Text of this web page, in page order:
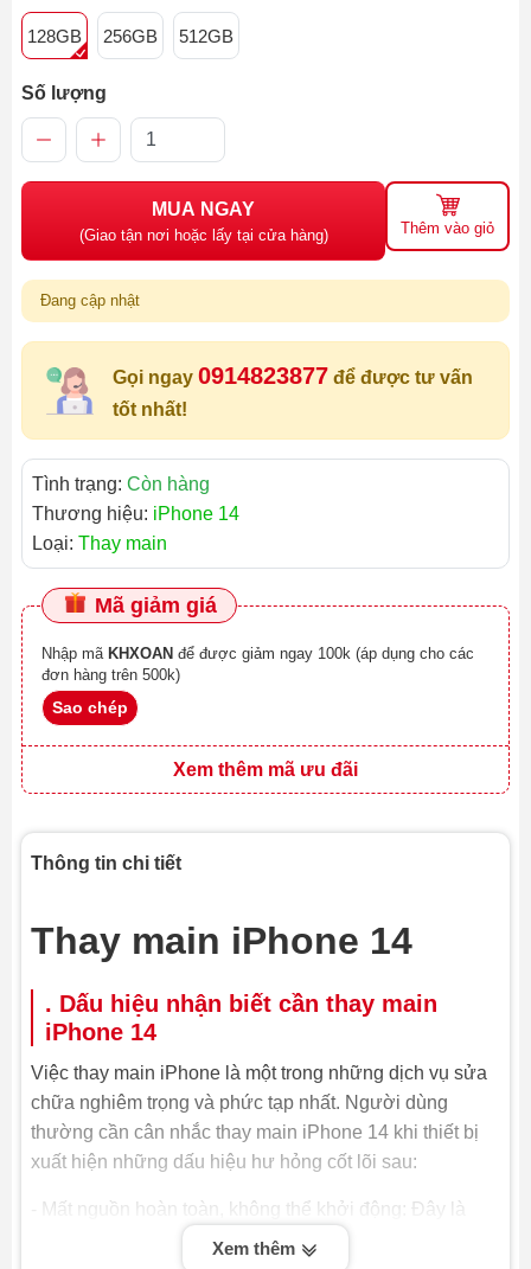
128GB 256GB 512GB
Số lượng
MUA NGAY
(Giao tận nơi hoặc lấy tại cửa hàng) Thêm vào giỏ
Đang cập nhật
Gọi ngay 0914823877 để được tư vấn
tốt nhất!
Tình trạng: Còn hàng
Thương hiệu: iPhone 14
Loại: Thay main
Mã giảm giá
Nhập mã KHXOAN
đơn hàng trên 500k)
Sao chép
Xem thêm mã ưu đãi
Thông tin chi tiết
Thay main iPhone 14
. Dấu hiệu nhận biết cần thay main
iPhone 14
Việc thay main iPhone là một trong những dịch vụ sửa
chữa nghiêm trọng và phức tạp nhất. Người dùng
thường cần cân nhắc thay main iPhone 14 khi thiết bị
xuất hiện những dấu hiệu hư hỏng cốt lõi sau:
- Mất nguồn hoàn toàn, không thể khởi động: Đây là
dấu hiệu rõ ràng nhất cho thấy mainboard đã bị hỏng
Xem thêm